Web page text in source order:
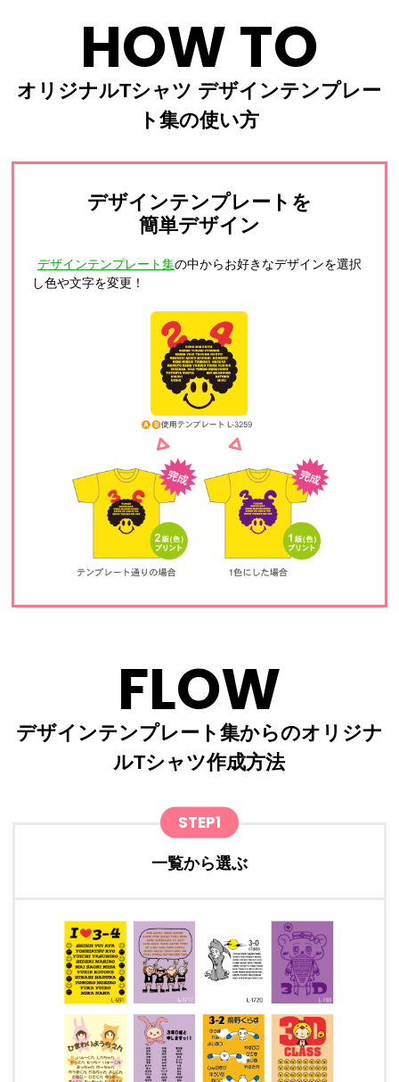
HOW TO
オリジナルTシャツ デザインテンプレー
ト集の使い方
デザインテンプレートを
簡単デザイン
デザインテンプレート集の中からお好きなデザインを選択
し色や文字を変更！
FLOW
デザインテンプレート集からのオリジナ
ルTシャツ作成方法
STEP1
一覧から選ぶ